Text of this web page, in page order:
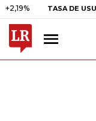
TASA DE USURA